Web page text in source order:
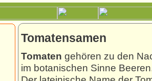
Tomatensamen
Tomaten gehören zu den
im botanischen Sinne